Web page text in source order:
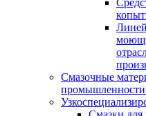
Смазочные